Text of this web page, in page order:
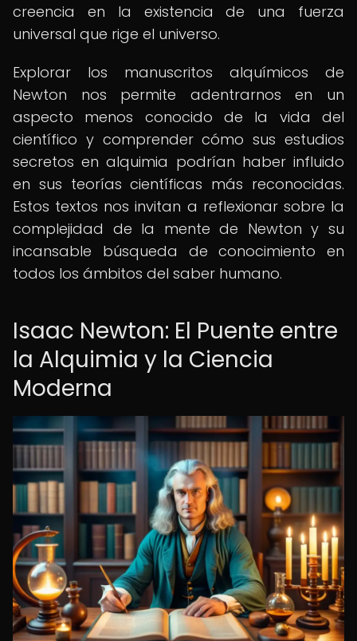
creencia en la existencia de una fuerza
universal que rige el universo.
Explorar los manuscritos alquímicos de
Newton nos permite adentrarnos en un
aspecto menos conocido de la vida del
científico y comprender cómo sus estudios
secretos en alquimia podrían haber influido
en sus teorías científicas más reconocidas.
Estos textos nos invitan a reflexionar sobre la
complejidad de la mente de Newton y su
incansable búsqueda de conocimiento en
todos los ámbitos del saber humano.
Isaac Newton: El Puente entre
la Alquimia y la Ciencia
Moderna